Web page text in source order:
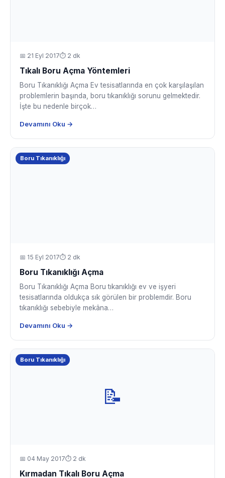
📅 21 Eyl 2017⏱ 2 dk
Tıkalı Boru Açma Yöntemleri
Boru Tıkanıklığı Açma Ev tesisatlarında en çok karşılaşılan
problemlerin başında, boru tıkanıklığı sorunu gelmektedir.
İşte bu nedenle birçok…
Devamını Oku →
Boru Tıkanıklığı
📅 15 Eyl 2017⏱ 2 dk
Boru Tıkanıklığı Açma
Boru Tıkanıklığı Açma Boru tıkanıklığı ev ve işyeri
tesisatlarında oldukça sık görülen bir problemdir. Boru
tıkanıklığı sebebiyle mekâna…
Devamını Oku →
📝
Boru Tıkanıklığı
📅 04 May 2017⏱ 2 dk
Kırmadan Tıkalı Boru Açma